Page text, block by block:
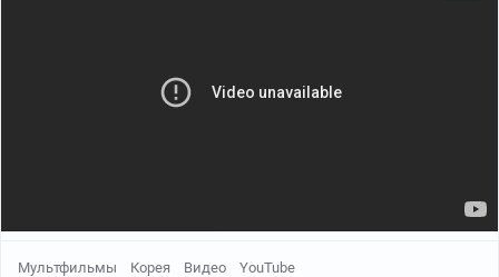
Мультфильмы Корея Видео YouTube